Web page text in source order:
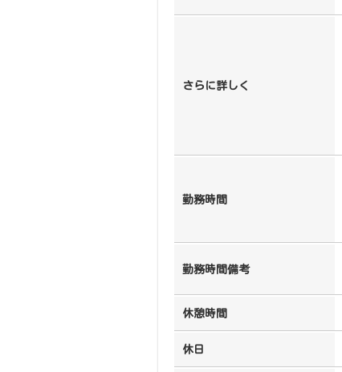
さらに詳しく
勤務時間
勤務時間備考
休憩時間
休日